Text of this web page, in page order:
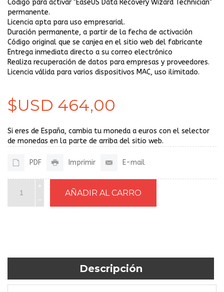
Código para activar "EaseUS Data Recovery Wizard Technician"
permanente.
Licencia apta para uso empresarial.
Duración permanente, a partir de la fecha de activación
Código original que se canjea en el sitio web del fabricante
Entrega inmediata directo a su correo electrónico
Realiza recuperación de datos para empresas y proveedores.
Licencia válida para varios dispositivos MAC, uso ilimitado.
$USD 464,00
Si eres de España, cambia tu moneda a euros con el selector
de monedas en la parte de arriba del sitio web.
PDF Imprimir E-mail
Descripción